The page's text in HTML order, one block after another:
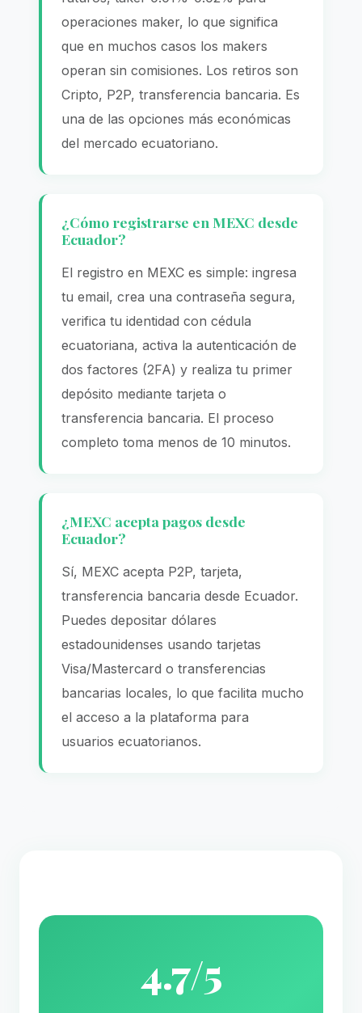
operaciones maker, lo que significa
que en muchos casos los makers
operan sin comisiones. Los retiros son
Cripto, P2P, transferencia bancaria. Es
una de las opciones más económicas
del mercado ecuatoriano.
¿Cómo registrarse en MEXC desde
Ecuador?
El registro en MEXC es simple: ingresa
tu email, crea una contraseña segura,
verifica tu identidad con cédula
ecuatoriana, activa la autenticación de
dos factores (2FA) y realiza tu primer
depósito mediante tarjeta o
transferencia bancaria. El proceso
completo toma menos de 10 minutos.
¿MEXC acepta pagos desde
Ecuador?
Sí, MEXC acepta P2P, tarjeta,
transferencia bancaria desde Ecuador.
Puedes depositar dólares
estadounidenses usando tarjetas
Visa/Mastercard o transferencias
bancarias locales, lo que facilita mucho
el acceso a la plataforma para
usuarios ecuatorianos.
4.7/5